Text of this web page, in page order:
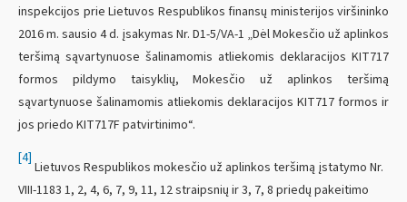
inspekcijos prie Lietuvos Respublikos finansų ministerijos viršininko
2016 m. sausio 4 d. įsakymas Nr. D1-5/VA-1 „Dėl Mokesčio už aplinkos
teršimą sąvartynuose šalinamomis atliekomis deklaracijos KIT717
formos pildymo taisyklių, Mokesčio už aplinkos teršimą
sąvartynuose šalinamomis atliekomis deklaracijos KIT717 formos ir
jos priedo KIT717F patvirtinimo“.
[4]
Lietuvos Respublikos mokesčio už aplinkos teršimą įstatymo Nr.
VIII-1183 1, 2, 4, 6, 7, 9, 11, 12 straipsnių ir 3, 7, 8 priedų pakeitimo